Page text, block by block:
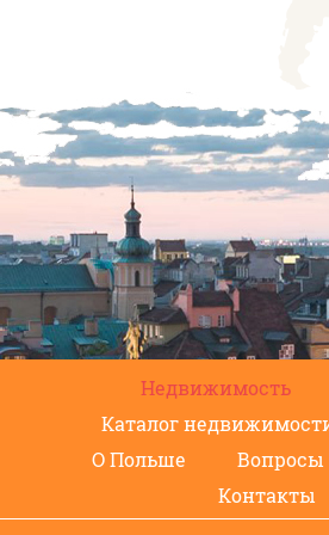
Недвижимость
Каталог
О Польше
Вопросы
Контакты